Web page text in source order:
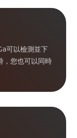
可以檢測並下
，您也可以同時